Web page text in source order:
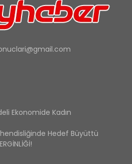
Ekonomide Kadın
Hedef Büyüttü